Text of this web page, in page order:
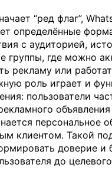
“ред флаг”,
определённые
с аудиторией,
группы, где можно
рекламу или
роль играет и
пользователи
персональное
клиентом. Такой
доверие и
до